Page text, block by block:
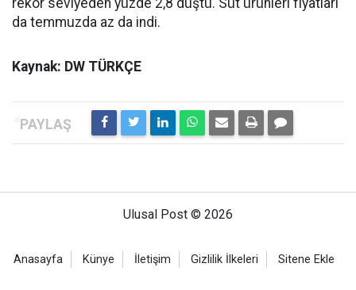
da temmuzda az da indi.
Kaynak: DW TÜRKÇE
Ulusal Post © 2026
Anasayfa Künye İletişim Gizlilik İlkeleri Sitene Ekle